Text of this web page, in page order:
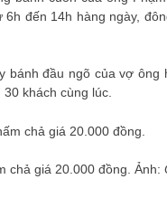
đến 14h hàng ngày,
đầu ngõ của vợ ông
khách cùng lúc.
chả giá 20.000 đồng. Ảnh: